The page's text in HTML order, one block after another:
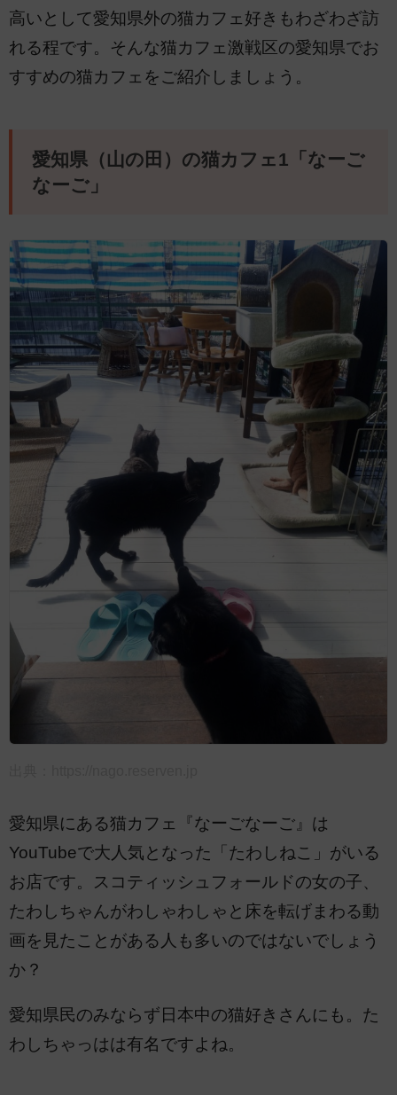
高いとして愛知県外の猫カフェ好きもわざわざ訪
れる程です。そんな猫カフェ激戦区の愛知県でお
すすめの猫カフェをご紹介しましょう。
愛知県（山の田）の猫カフェ1「なーご
なーご」
愛知県にある猫カフェ『なーごなーご』は
YouTubeで大人気となった「たわしねこ」がいる
お店です。スコティッシュフォールドの女の子、
たわしちゃんがわしゃわしゃと床を転げまわる動
画を見たことがある人も多いのではないでしょう
か？
愛知県民のみならず日本中の猫好きさんにも。た
わしちゃっはは有名ですよね。